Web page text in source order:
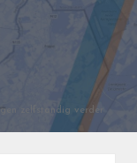
zelfstandig verder